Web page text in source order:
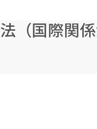
法（国際関